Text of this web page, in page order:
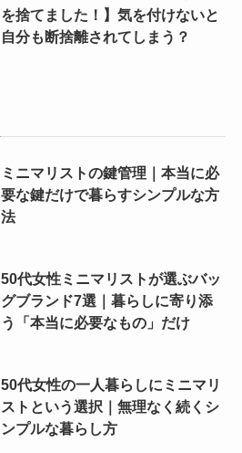
を捨てました！】気を付けないと
自分も断捨離されてしまう？
ミニマリストの鍵管理｜本当に必
要な鍵だけで暮らすシンプルな方
法
50代女性ミニマリストが選ぶバッ
グブランド7選｜暮らしに寄り添
う「本当に必要なもの」だけ
50代女性の一人暮らしにミニマリ
ストという選択｜無理なく続くシ
ンプルな暮らし方